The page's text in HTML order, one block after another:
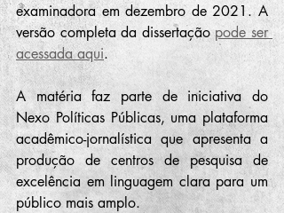
examinadora em dezembro de 2021. A
versão completa da dissertação pode ser
acessada aqui.
A matéria faz parte de iniciativa do
Nexo Políticas Públicas, uma plataforma
acadêmico-jornalística que apresenta a
produção de centros de pesquisa de
excelência em linguagem clara para um
público mais amplo.